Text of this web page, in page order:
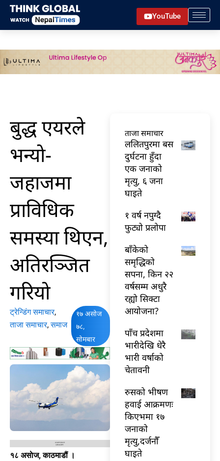
Skip
content
YouTube
बुद्ध एयरले
भन्याे-
जहाजमा
प्राविधिक
समस्या थिएन,
अतिरञ्‍जित
गरियो
ट्रेन्डिंग समाचार,
ताजा समाचार,समाज
१७ असोज
७८,
सोमबार
१८ असाेज, काठमाडौं ।
ताजा समाचार
ललितपुरमा बस
दुर्घटना हुँदा
एक जनाको
मृत्यु, ६ जना
घाइते
१ वर्ष नपुग्दै
फुट्यो प्रलोपा
बाँकेको
समृद्धिको
सपना, किन २२
वर्षसम्म अधुरै
रह्यो सिक्टा
आयोजना?
पाँच प्रदेशमा
भारीदेखि धेरै
भारी वर्षाको
चेतावनी
रुसको भीषण
हवाई आक्रमणः
किएभमा १७
जनाको
मृत्यु,दर्जनौँ
घाइते